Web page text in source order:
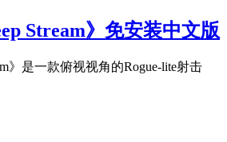
Stream》免安装中文版
》是一款俯视视角的Rogue-lite射击